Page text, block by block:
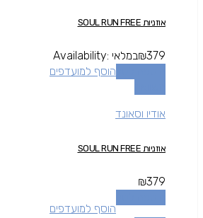
אוזניות SOUL RUN FREE
₪379
Availability: במלאי
הוסף למועדפים
אודיו וסאונד
אוזניות SOUL RUN FREE
₪379
הוסף למועדפים